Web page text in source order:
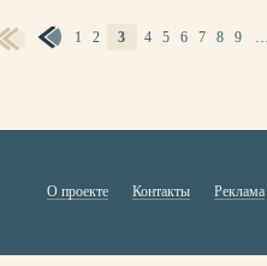
1 2 3 4 5 6 7 8 9
О проекте Контакты Реклама